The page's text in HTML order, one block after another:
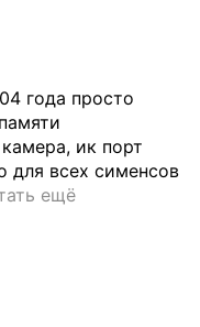
года просто
ик порт
для всех сименсов
ещё